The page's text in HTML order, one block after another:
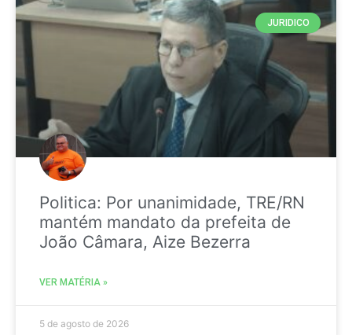
JURIDICO
Politica: Por unanimidade, TRE/RN
mantém mandato da prefeita de
João Câmara, Aize Bezerra
VER MATÉRIA »
5 de agosto de 2026